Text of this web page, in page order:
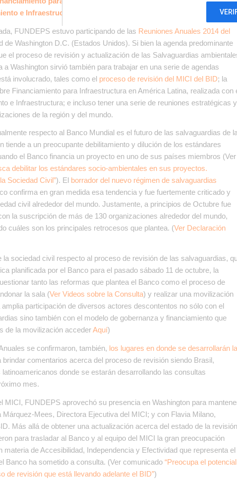
e Infraestructura.
FUNDEPS estuvo participando de las Reuniones Anuales 2014 del
de Washington D.C. (Estados Unidos). Si bien la agenda predominante
el proceso de revisión y actualización de las Salvaguardias
Washington sirvió también para trabajar en una serie de agendas
involucrado, tales como el proceso de revisión del MICI del BID; la
Financiamiento para Infraestructura en América Latina, realizada con
e Infraestructura; e incluso tener una serie de reuniones estratégicas y
de la región y del mundo.
respecto al Banco Mundial es el futuro de las salvaguardias de la
tiende a un preocupante debilitamiento y dilución de los estándares
el Banco financia un proyecto en uno de sus países miembros (Ver
debilitar los estándares socio-ambientales en sus proyectos.
Sociedad Civil”). El borrador del nuevo régimen de salvaguardias
confirma en gran medida esa tendencia y fue fuertemente criticado y
civil alrededor del mundo. Justamente, a principios de Octubre fue
la suscripción de más de 130 organizaciones alrededor del mundo,
cuáles son los principales retrocesos que plantea. (Ver Declaración
la sociedad civil respecto al proceso de revisión de las salvaguardias,
planificada por el Banco para el pasado sábado 11 de octubre, la
tanto las reformas que plantea el Banco como el proceso de
la sala (Ver Videos sobre la Consulta) y realizar una movilización
participación de diversos actores descontentos no sólo con el
sino también con el modelo de gobernanza y financiamiento que
de la movilización accederAquí)
se confirmaron, también, los lugares en donde se desarrollarán
brindar comentarios acerca del proceso de revisión siendo Brasil,
donde se estarán desarrollando las consultas
mes.
MICI, FUNDEPS aprovechó su presencia en Washington para
Mees, Directora Ejecutiva del MICI; y con Flavia Milano,
Más allá de obtener una actualización acerca del estado de la revisión
para trasladar al Banco y al equipo del MICI la gran preocupación
materia de Accesibilidad, Independencia y Efectividad que representa el
Banco ha sometido a consulta. (Ver comunicado“Preocupa el potencial
de revisión que está llevando adelante el BID”)